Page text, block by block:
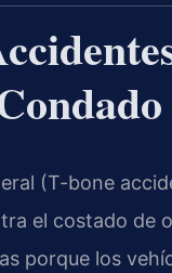
(T-bone
el costado de
porque los